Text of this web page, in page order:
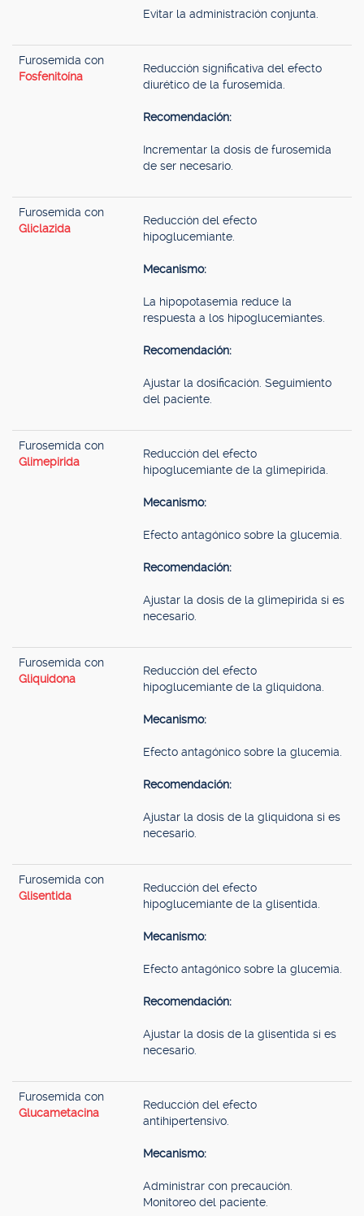
Evitar la administración conjunta.
Furosemida con
Fosfenitoína
Reducción significativa del efecto
diurético de la furosemida.
Recomendación:
Incrementar la dosis de furosemida
de ser necesario.
Furosemida con
Gliclazida
Reducción del efecto
hipoglucemiante.
Mecanismo:
La hipopotasemia reduce la
respuesta a los hipoglucemiantes.
Recomendación:
Ajustar la dosificación. Seguimiento
del paciente.
Furosemida con
Glimepirida
Reducción del efecto
hipoglucemiante de la glimepirida.
Mecanismo:
Efecto antagónico sobre la glucemia.
Recomendación:
Ajustar la dosis de la glimepirida si es
necesario.
Furosemida con
Gliquidona
Reducción del efecto
hipoglucemiante de la gliquidona.
Mecanismo:
Efecto antagónico sobre la glucemia.
Recomendación:
Ajustar la dosis de la gliquidona si es
necesario.
Furosemida con
Glisentida
Reducción del efecto
hipoglucemiante de la glisentida.
Mecanismo:
Efecto antagónico sobre la glucemia.
Recomendación:
Ajustar la dosis de la glisentida si es
necesario.
Furosemida con
Glucametacina
Reducción del efecto
antihipertensivo.
Mecanismo:
Administrar con precaución.
Monitoreo del paciente.